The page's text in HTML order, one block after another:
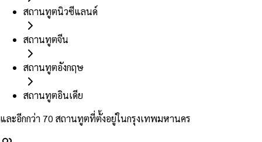
สถานทูตนิวซีแลนด์
สถานทูตจีน
สถานทูตอังกฤษ
สถานทูตอินเดีย
และอีกกว่า 70 สถานทูตที่ตั้งอยู่ในกรุงเทพมหานคร